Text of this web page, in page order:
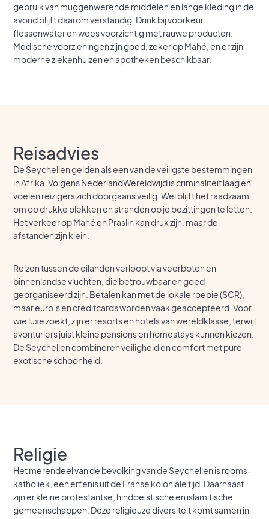
gebruik van muggenwerende middelen en lange kleding in de
avond blijft daarom verstandig. Drink bij voorkeur
flessenwater en wees voorzichtig met rauwe producten.
Medische voorzieningen zijn goed, zeker op Mahé, en er zijn
moderne ziekenhuizen en apotheken beschikbaar.
Reisadvies
De Seychellen gelden als een van de veiligste bestemmingen
in Afrika. VolgensNederlandWereldwijdis criminaliteit laag en
voelen reizigers zich doorgaans veilig. Wel blijft het raadzaam
om op drukke plekken en stranden op je bezittingen te letten.
Het verkeer op Mahé en Praslin kan druk zijn, maar de
afstanden zijn klein.
Reizen tussen de eilanden verloopt via veerboten en
binnenlandse vluchten, die betrouwbaar en goed
georganiseerd zijn. Betalen kan met de lokale roepie (SCR),
maar euro’s en creditcards worden vaak geaccepteerd. Voor
wie luxe zoekt, zijn er resorts en hotels van wereldklasse, terwijl
avonturiers juist kleine pensions en homestays kunnen kiezen.
De Seychellen combineren veiligheid en comfort met pure
exotische schoonheid.
Religie
Het merendeel van de bevolking van de Seychellen is rooms-
katholiek, een erfenis uit de Franse koloniale tijd. Daarnaast
zijn er kleine protestantse, hindoeïstische en islamitische
gemeenschappen. Deze religieuze diversiteit komt samen in